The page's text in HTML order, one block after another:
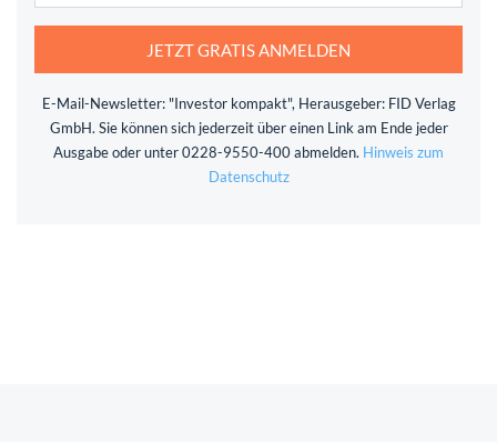
JETZT GRATIS ANMELDEN
E-Mail-Newsletter: "Investor kompakt", Herausgeber: FID Verlag
GmbH. Sie können sich jederzeit über einen Link am Ende jeder
Ausgabe oder unter 0228-9550-400 abmelden. Hinweis zum
Datenschutz